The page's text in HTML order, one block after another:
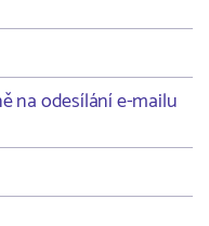
na odesílání e-mailu